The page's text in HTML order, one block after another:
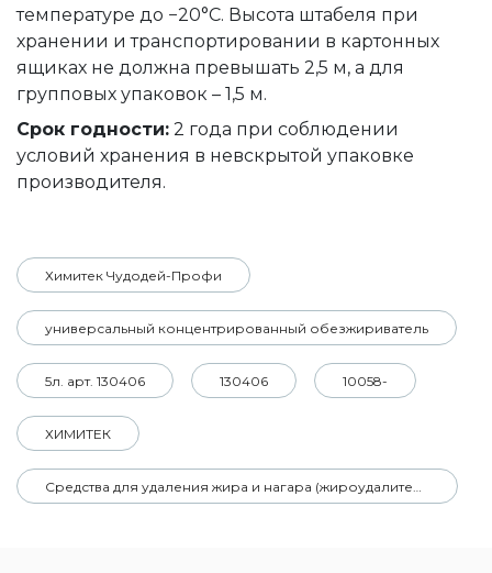
температуре до −20°C. Высота штабеля при
хранении и транспортировании в картонных
ящиках не должна превышать 2,5 м, а для
групповых упаковок – 1,5 м.
Срок годности: 2 года при соблюдении
условий хранения в невскрытой упаковке
производителя.
Химитек Чудодей-Профи
универсальный концентрированный обезжириватель
5л. арт. 130406 130406 10058-
ХИМИТЕК
Средства для удаления жира и нагара (жироудалители)